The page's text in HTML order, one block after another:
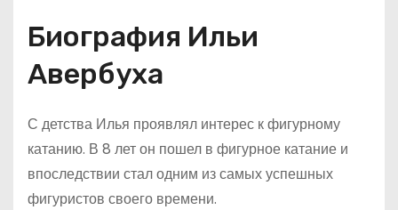
Биография Ильи
Авербуха
С детства Илья проявлял интерес к фигурному
катанию. В 8 лет он пошел в фигурное катание и
впоследствии стал одним из самых успешных
фигуристов своего времени.